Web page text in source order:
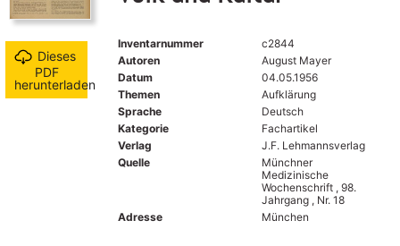
Dieses
PDF
herunterladen
Inventarnummer
c2844
Autoren
August Mayer
Datum
04.05.1956
Themen
Aufklärung
Sprache
Deutsch
Kategorie
Fachartikel
Verlag
J.F. Lehmannsverlag
Quelle
Münchner
Medizinische
Wochenschrift , 98.
Jahrgang , Nr. 18
Adresse
München